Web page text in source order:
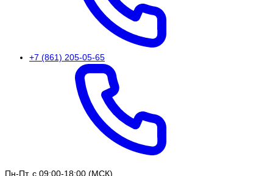
+7 (861) 205-05-65
Пн-Пт, с 09:00-18:00 (МСК)